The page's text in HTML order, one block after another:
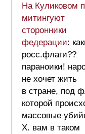
На Куликовом
митингуют
сторонники
федерации:
росс.флаги??
параноики!
не хочет жить
в стране, под
которой
массовые
Х. вам в таком